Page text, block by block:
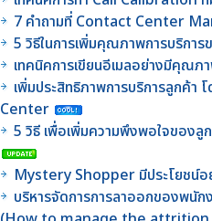
7 คำถามที่ Contact Center
5 วิธีในการเพิ่มคุณภาพการบริก
เทคนิคการเขียนอีเมลอย่างมีคุณภ
เพิ่มประสิทธิภาพการบริการลูกค้
Center
5 วิธี เพื่อเพิ่มความพึงพอใจของ
Mystery Shopper มีประโยชน์อ
บริหารจัดการการลาออกของพนัก